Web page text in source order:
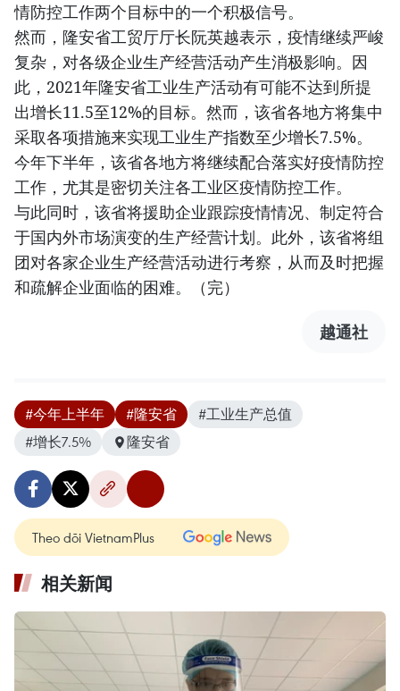
情防控工作两个目标中的一个积极信号。
然而，隆安省工贸厅厅长阮英越表示，疫情继续严峻
复杂，对各级企业生产经营活动产生消极影响。因
此，2021年隆安省工业生产活动有可能不达到所提
出增长11.5至12%的目标。然而，该省各地方将集中
采取各项措施来实现工业生产指数至少增长7.5%。
今年下半年，该省各地方将继续配合落实好疫情防控
工作，尤其是密切关注各工业区疫情防控工作。
与此同时，该省将援助企业跟踪疫情情况、制定符合
于国内外市场演变的生产经营计划。此外，该省将组
团对各家企业生产经营活动进行考察，从而及时把握
和疏解企业面临的困难。（完）
越通社
#今年上半年 #隆安省
#工业生产总值
#增长7.5%
隆安省
Theo dõi VietnamPlus
相关新闻